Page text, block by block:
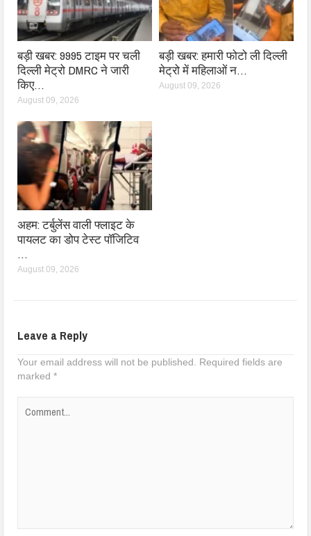
बड़ी खबर: 9995 टाइम पर चली
दिल्ली मेट्रो DMRC ने जारी
किए…
August 09, 2026
बड़ी खबर: हमारी फोटो ली दिल्ली
मेट्रो में महिलाओं न…
August 09, 2026
अहम: टर्बुलेंस वाली फ्लाइट के
पायलट का डोप टेस्ट पॉजिटिव
…
August 09, 2026
Leave a Reply
Your email address will not be published.
Required fields are
marked*